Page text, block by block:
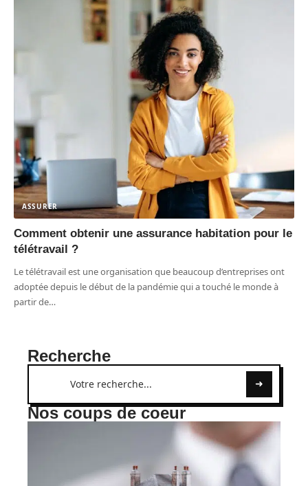
ASSURER
Comment obtenir une assurance habitation pour le
télétravail ?
Le télétravail est une organisation que beaucoup d’entreprises ont
adoptée depuis le début de la pandémie qui a touché le monde à
partir de…
Recherche
Nos coups de coeur